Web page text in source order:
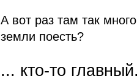
А вот раз там так
земли поесть?
... кто-то